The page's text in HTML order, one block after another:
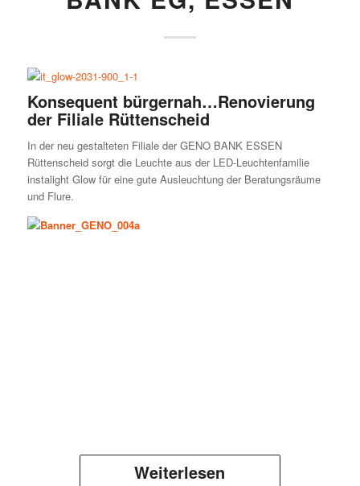
Konsequent bürgernah…Renovierung
der Filiale Rüttenscheid
In der neu gestalteten Filiale der GENO BANK ESSEN
Rüttenscheid sorgt die Leuchte aus der LED-Leuchtenfamilie
instalight Glow für eine gute Ausleuchtung der Beratungsräume
und Flure.
Weiterlesen